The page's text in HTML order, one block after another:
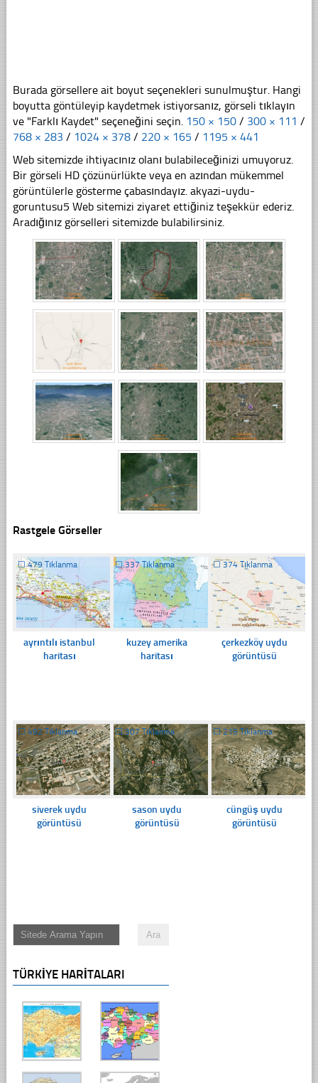
Burada görsellere ait boyut seçenekleri sunulmuştur. Hangi
boyutta göntüleyip kaydetmek istiyorsanız, görseli tıklayın
ve "Farklı Kaydet" seçeneğini seçin. 150 × 150 / 300 × 111 /
768 × 283 / 1024 × 378 / 220 × 165 / 1195 × 441
Web sitemizde ihtiyacınız olanı bulabileceğinizi umuyoruz.
Bir görseli HD çözünürlükte veya en azından mükemmel
görüntülerle gösterme çabasındayız. akyazi-uydu-
goruntusu5 Web sitemizi ziyaret ettiğiniz teşekkür ederiz.
Aradığınız görselleri sitemizde bulabilirsiniz.
Rastgele Görseller
☐479 Tıklanma
ayrıntılı istanbul
haritası
☐337 Tıklanma
kuzey amerika
haritası
☐ 374 Tıklanma
çerkezköy uydu
görüntüsü
☐492 Tıklanma
siverek uydu
görüntüsü
☐307 Tıklanma
sason uydu
görüntüsü
☐215 Tıklanma
cüngüş uydu
görüntüsü
TÜRKIYE HARITALARI